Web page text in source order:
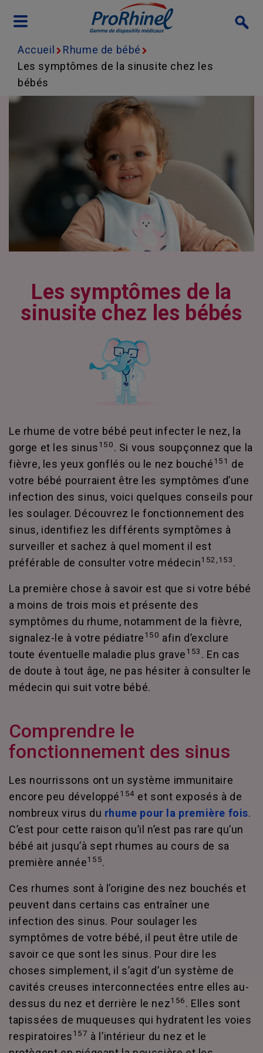
Accueil
Rhume de bébé
Les symptômes de la sinusite chez les
bébés
Les symptômes de la
sinusite chez les bébés
Le rhume de votre bébé peut infecter le nez, la
gorge et les sinus150. Si vous soupçonnez que la
fièvre, les yeux gonflés ou le nez bouché151 de
votre bébé pourraient être les symptômes d’une
infection des sinus, voici quelques conseils pour
les soulager. Découvrez le fonctionnement des
sinus, identifiez les différents symptômes à
surveiller et sachez à quel moment il est
préférable de consulter votre médecin152,153.
La première chose à savoir est que si votre bébé
a moins de trois mois et présente des
symptômes du rhume, notamment de la fièvre,
signalez-le à votre pédiatre150 afin d’exclure
toute éventuelle maladie plus grave153 . En cas
de doute à tout âge, ne pas hésiter à consulter le
médecin qui suit votre bébé.
Comprendre le
fonctionnement des sinus
Les nourrissons ont un système immunitaire
encore peu développé154 et sont exposés à de
nombreux virus du rhume pour la première fois.
C’est pour cette raison qu’il n’est pas rare qu’un
bébé ait jusqu’à sept rhumes au cours de sa
première année155.
Ces rhumes sont à l’origine des nez bouchés et
peuvent dans certains cas entraîner une
infection des sinus. Pour soulager les
symptômes de votre bébé, il peut être utile de
savoir ce que sont les sinus. Pour dire les
choses simplement, il s’agit d’un système de
cavités creuses interconnectées entre elles au-
dessus du nez et derrière le nez156. Elles sont
tapissées de muqueuses qui hydratent les voies
respiratoires157 à l’intérieur du nez et le